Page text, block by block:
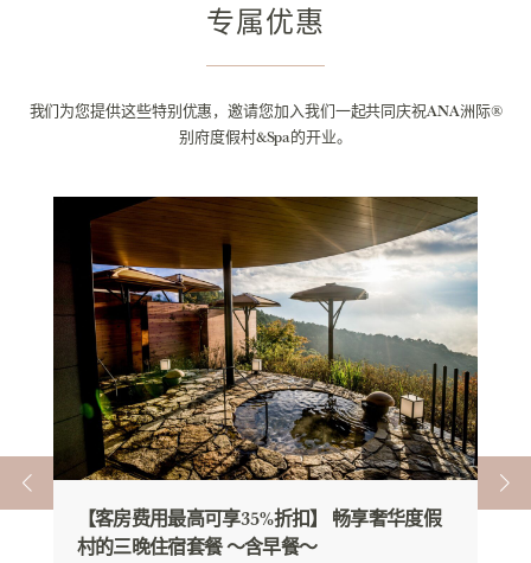
专属优惠
我们为您提供这些特别优惠，邀请您加入我们一起共同庆祝ANA洲际®
别府度假村&Spa的开业。
【客房费用最高可享35%折扣】 畅享奢华度假
村的三晚住宿套餐 ～含早餐～